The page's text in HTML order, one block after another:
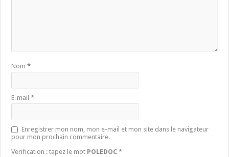
Nom*
E-mail*
Enregistrer mon nom, mon e-mail et mon site dans le navigateur
pour mon prochain commentaire.
Verification : tapez le mot POLEDOC *